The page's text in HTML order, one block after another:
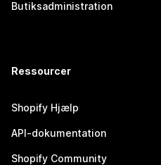
Butiksadministration
Ressourcer
Shopify Hjælp
API-dokumentation
Shopify Community